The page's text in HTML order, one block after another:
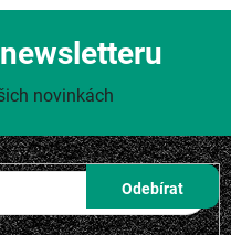
novinkách